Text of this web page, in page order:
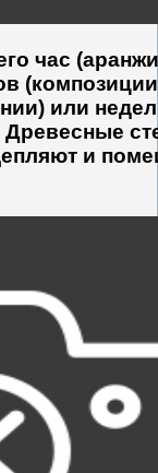
час
или
и